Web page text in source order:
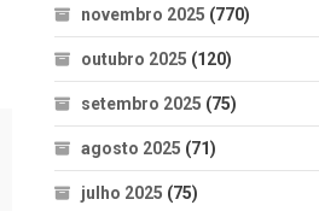
novembro 2025 (770)
outubro 2025 (120)
setembro 2025 (75)
agosto 2025 (71)
julho 2025 (75)